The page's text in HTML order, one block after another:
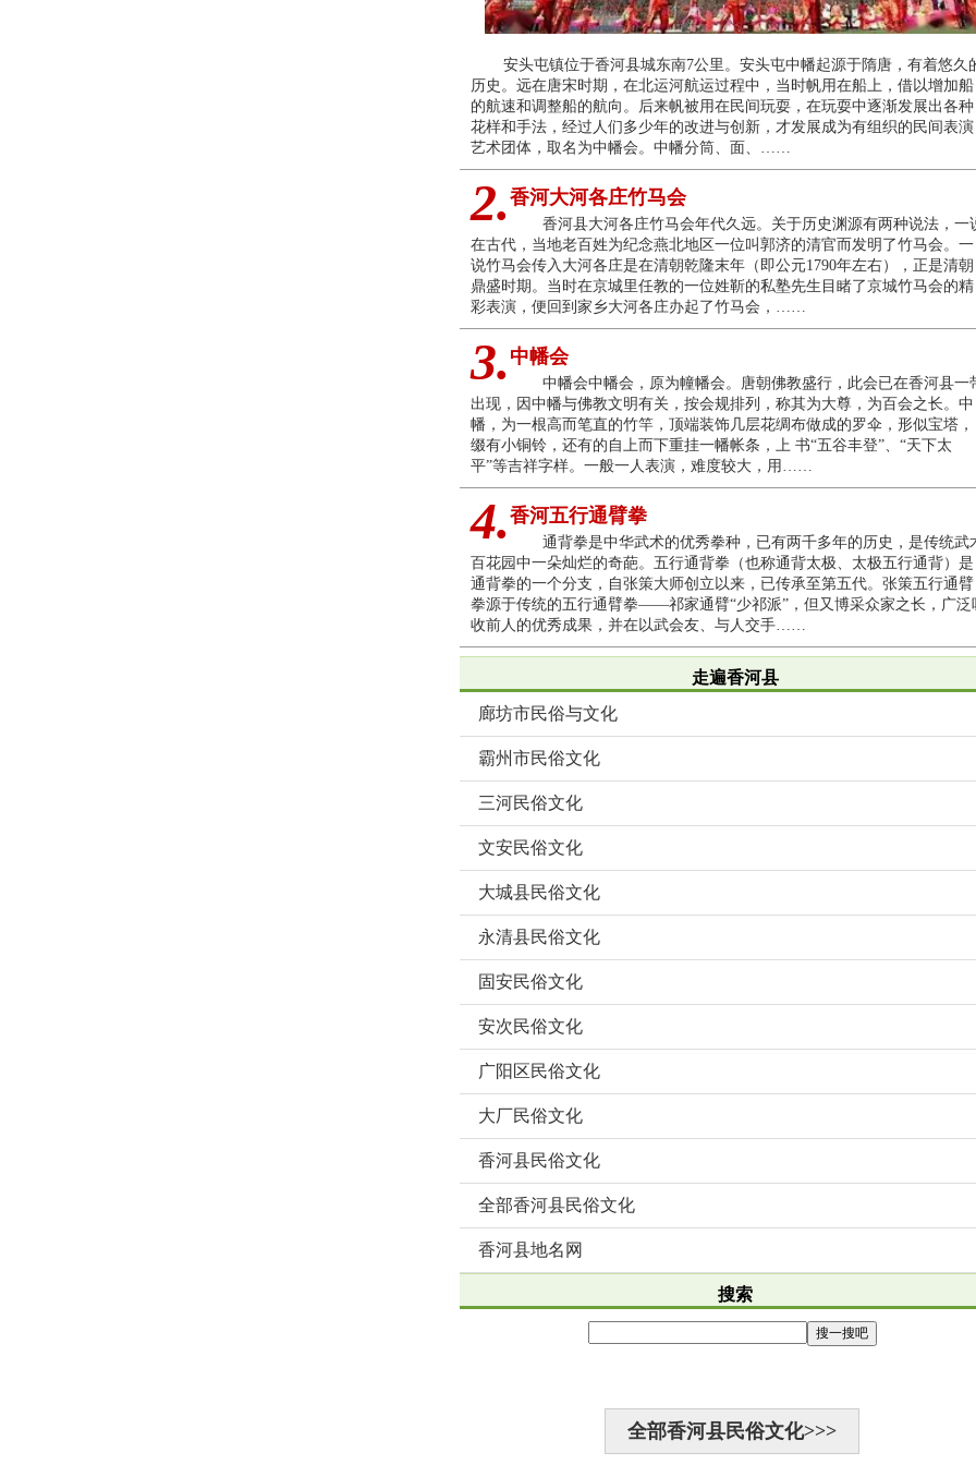
安头屯镇位于香河县城东南7公里。安头屯中幡起源于隋唐，有着悠久
历史。远在唐宋时期，在北运河航运过程中，当时帆用在船上，借以增加船
的航速和调整船的航向。后来帆被用在民间玩耍，在玩耍中逐渐发展出各种
花样和手法，经过人们多少年的改进与创新，才发展成为有组织的民间表演
艺术团体，取名为中幡会。中幡分筒、面、……
2. 香河大河各庄竹马会
香河县大河各庄竹马会年代久远。关于历史渊源有两种说法，一
在古代，当地老百姓为纪念燕北地区一位叫郭济的清官而发明了竹马会。一
说竹马会传入大河各庄是在清朝乾隆末年（即公元1790年左右），正是清朝
鼎盛时期。当时在京城里任教的一位姓靳的私塾先生目睹了京城竹马会的精
彩表演，便回到家乡大河各庄办起了竹马会，……
3. 中幡会
中幡会中幡会，原为幢幡会。唐朝佛教盛行，此会已在香河县一
出现，因中幡与佛教文明有关，按会规排列，称其为大尊，为百会之长。中
幡，为一根高而笔直的竹竿，顶端装饰几层花绸布做成的罗伞，形似宝塔，
缀有小铜铃，还有的自上而下重挂一幡帐条，上 书“五谷丰登”、“天下太
平”等吉祥字样。一般一人表演，难度较大，用……
4. 香河五行通臂拳
通背拳是中华武术的优秀拳种，已有两千多年的历史，是传统武
百花园中一朵灿烂的奇葩。五行通背拳（也称通背太极、太极五行通背）是
通背拳的一个分支，自张策大师创立以来，已传承至第五代。张策五行通臂
拳源于传统的五行通臂拳——祁家通臂“少祁派”，但又博采众家之长，广泛
收前人的优秀成果，并在以武会友、与人交手……
走遍香河县
廊坊市民俗与文化
霸州市民俗文化
三河民俗文化
文安民俗文化
大城县民俗文化
永清县民俗文化
固安民俗文化
安次民俗文化
广阳区民俗文化
大厂民俗文化
香河县民俗文化
全部香河县民俗文化
香河县地名网
搜索
全部香河县民俗文化>>>